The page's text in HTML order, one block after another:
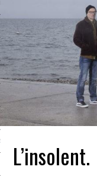
GUERRE
L’insolent.